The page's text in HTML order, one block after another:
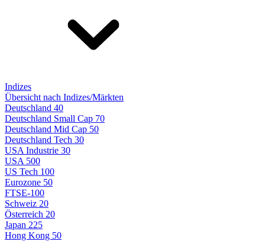
Indizes
Übersicht nach Indizes/Märkten
Deutschland 40
Deutschland Small Cap 70
Deutschland Mid Cap 50
Deutschland Tech 30
USA Industrie 30
USA 500
US Tech 100
Eurozone 50
FTSE-100
Schweiz 20
Österreich 20
Japan 225
Hong Kong 50